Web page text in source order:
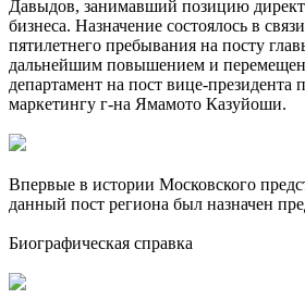
Давыдов, занимавший позицию
бизнеса. Назначение состоялось в
пятилетнего пребывания на посту
дальнейшим повышением и
департамент на пост вице-президента
маркетингу г-на Ямамото Казуйоши.
Впервые в истории Московского
данный пост региона был назначен
Биографическая справка